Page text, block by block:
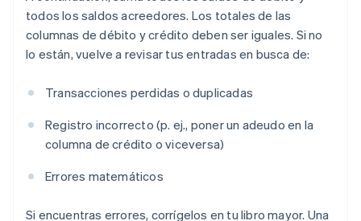
todos los saldos acreedores. Los totales de las
columnas de débito y crédito deben ser iguales. Si no
lo están, vuelve a revisar tus entradas en busca de:
Transacciones perdidas o duplicadas
Registro incorrecto (p. ej., poner un adeudo en la
columna de crédito o viceversa)
Errores matemáticos
Si encuentras errores, corrígelos en tu libro mayor. Una